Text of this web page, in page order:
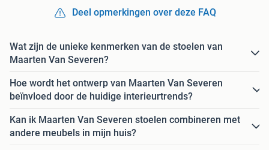
Deel opmerkingen over deze FAQ
Wat zijn de unieke kenmerken van de stoelen van
Maarten Van Severen?
Hoe wordt het ontwerp van Maarten Van Severen
beïnvloed door de huidige interieurtrends?
Kan ik Maarten Van Severen stoelen combineren met
andere meubels in mijn huis?